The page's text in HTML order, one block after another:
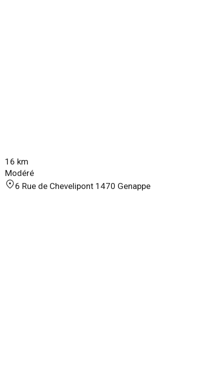
16 km
Modéré
6 Rue de Chevelipont 1470 Genappe